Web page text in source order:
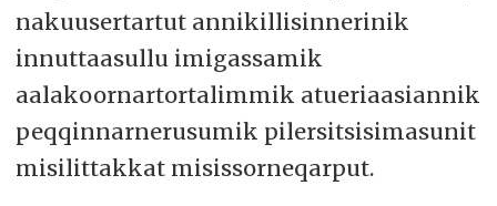
nakuusertartut annikillisinnerinik
innuttaasullu imigassamik
aalakoornartortalimmik atueriaasiannik
peqqinnarnerusumik pilersitsisimasunit
misilittakkat misissorneqarput.